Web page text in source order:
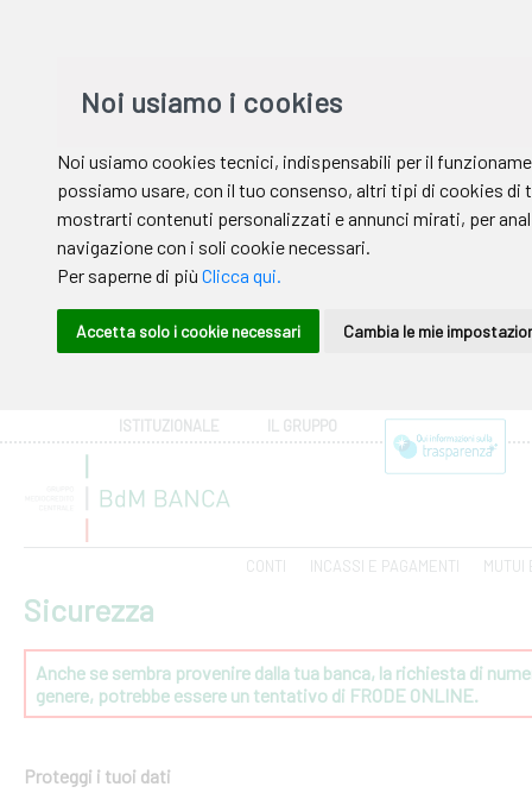
ISTITUZIONALE IL GRUPPO
CONTI INCASSI E PAGAMENTI MUTUI
Sicurezza
Anche se sembra provenire dalla tua banca, la richiesta di
genere, potrebbe essere un tentativo di FRODE ONLINE.
Proteggi i tuoi dati